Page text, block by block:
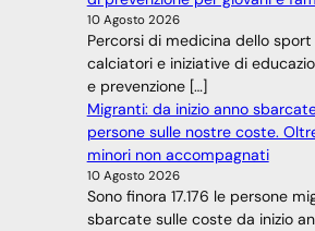
10 Agosto 2026
Percorsi di medicina dello
calciatori e iniziative di
e prevenzione […]
Migranti: da inizio anno sbarcate
persone sulle nostre coste.
minori non accompagnati
10 Agosto 2026
Sono finora 17.176 le persone
sbarcate sulle coste da inizio